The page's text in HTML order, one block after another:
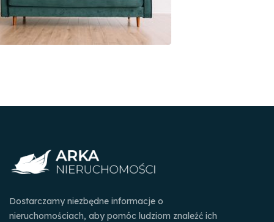
Dostarczamy niezbędne informacje o
nieruchomościach, aby pomóc ludziom znaleźć ich